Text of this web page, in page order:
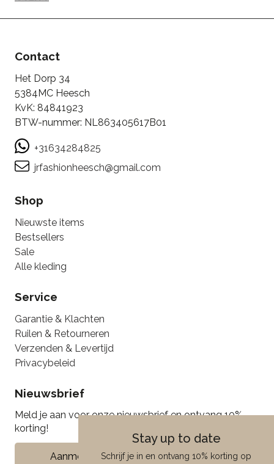
Stay up to date
Schrijf je in en ontvang 10% korting op
Contact
Het Dorp 34
5384MC Heesch
KvK: 84841923
BTW-nummer: NL863405617B01
+31634284825
jrfashionheesch@gmail.com
Shop
Nieuwste items
Bestsellers
Sale
Alle kleding
Service
Garantie & Klachten
Ruilen & Retourneren
Verzenden & Levertijd
Privacybeleid
Nieuwsbrief
Meld je aan voor onze nieuwsbrief en ontvang 10%
korting!
Aanmelden